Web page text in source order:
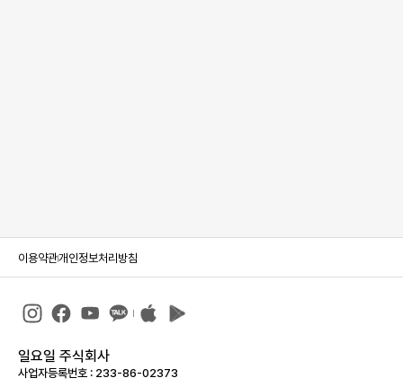
이용약관개인정보처리방침
일요일 주식회사
사업자등록번호 : 233-86-023­73